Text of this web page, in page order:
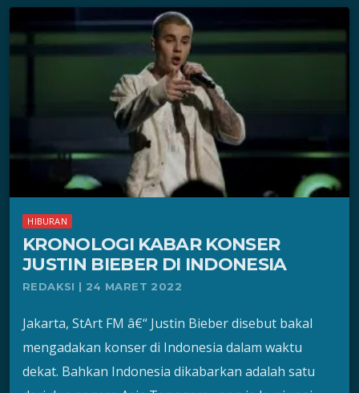
HIBURAN
KRONOLOGI KABAR KONSER
JUSTIN BIEBER DI INDONESIA
REDAKSI | 24 MARET 2022
Jakarta, StArt FM â€“ Justin Bieber disebut bakal
mengadakan konser di Indonesia dalam waktu
dekat. Bahkan Indonesia dikabarkan adalah satu